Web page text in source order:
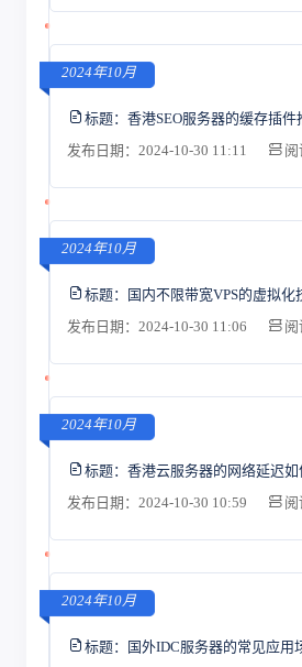
2024年10月
标题： 香港SEO服务器的缓存插件
发布日期：2024-10-30 11:11
阅
2024年10月
标题： 国内不限带宽VPS的虚拟化
发布日期：2024-10-30 11:06
阅
2024年10月
标题： 香港云服务器的网络延迟如
发布日期：2024-10-30 10:59
阅
2024年10月
标题： 国外IDC服务器的常见应用